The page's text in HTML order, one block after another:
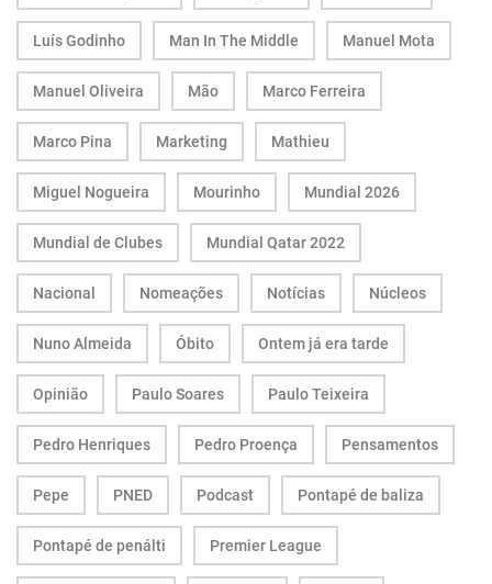
Luís Godinho Man In The Middle Manuel Mota
Manuel Oliveira Mão Marco Ferreira
Marco Pina Marketing Mathieu
Miguel Nogueira Mourinho Mundial 2026
Mundial de Clubes Mundial Qatar 2022
Nacional Nomeações Notícias Núcleos
Nuno Almeida Óbito Ontem já era tarde
Opinião Paulo Soares Paulo Teixeira
Pedro Henriques Pedro Proença Pensamentos
Pepe PNED Podcast Pontapé de baliza
Pontapé de penálti Premier League